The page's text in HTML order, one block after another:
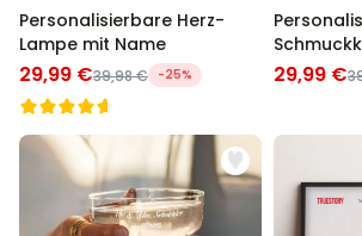
Personalisierbare Herz-
Lampe mit Name
29,99 €39,98 € -25%
Name
29,99 €